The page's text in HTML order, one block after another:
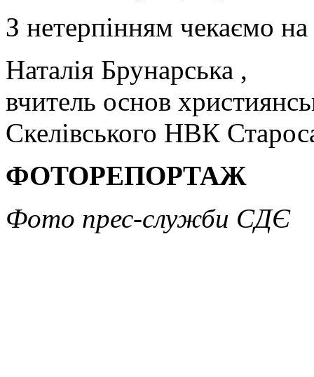
З нетерпінням чекаємо на
Наталія Брунарська ,
вчитель основ
Скелівського НВК
ФОТОРЕПОРТАЖ
Фото прес-служби СДЄ